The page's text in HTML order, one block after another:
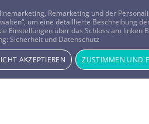
Beratung Horoskope
Remarketing und der
um eine detaillierte Beschreibung
über das Schloss am
Sicherheit und Datenschutz
AKZEPTIEREN ZUSTIMMEN UND